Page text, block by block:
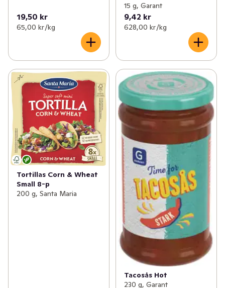
19,50 kr
65,00 kr /kg
15 g, Garant
9,42 kr
628,00 kr /kg
Tortillas Corn & Wheat
Small 8-p
200 g, Santa Maria
Tacosås Hot
230 g, Garant